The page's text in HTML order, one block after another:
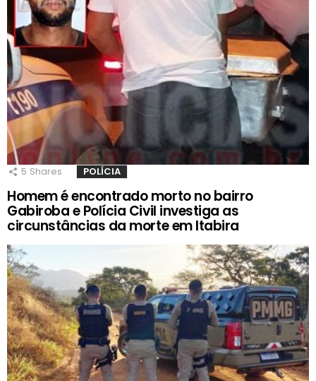
5 Shares POLÍCIA
Homem é encontrado morto no bairro
Gabiroba e Polícia Civil investiga as
circunstâncias da morte em Itabira